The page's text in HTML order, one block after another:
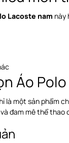
Lacoste nam này
Áo
là một sản phẩm
đam mê thể thao